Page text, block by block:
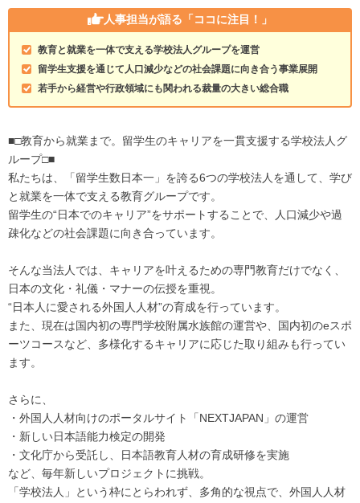
人事担当が語る 「ココに注目！」
教育と就業を一体で支える学校法人グループを運営
留学生支援を通じて人口減少などの社会課題に向き合う事業展開
若手から経営や行政領域にも関われる裁量の大きい総合職
■□教育から就業まで。留学生のキャリアを一貫支援する学校法人グ
ループ□■
私たちは、「留学生数日本一」を誇る6つの学校法人を通して、学び
と就業を一体で支える教育グループです。
留学生の“日本でのキャリア”をサポートすることで、人口減少や過
疎化などの社会課題に向き合っています。
そんな当法人では、キャリアを叶えるための専門教育だけでなく、
日本の文化・礼儀・マナーの伝授を重視。
“日本人に愛される外国人人材”の育成を行っています。
また、現在は国内初の専門学校附属水族館の運営や、国内初のeスポ
ーツコースなど、多様化するキャリアに応じた取り組みも行ってい
ます。
さらに、
・外国人人材向けのポータルサイト「NEXTJAPAN」の運営
・新しい日本語能力検定の開発
・文化庁から受託し、日本語教育人材の育成研修を実施
など、毎年新しいプロジェクトに挑戦。
「学校法人」という枠にとらわれず、多角的な視点で、外国人人材